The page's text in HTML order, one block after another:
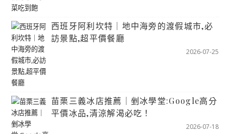
西班牙阿利坎特｜地中海旁的渡假城市,必
訪景點,超平價餐廳
2026-07-25
苗栗三義冰店推薦｜剉冰學堂:Google高分
平價冰品,清涼解渴必吃！
2026-07-18